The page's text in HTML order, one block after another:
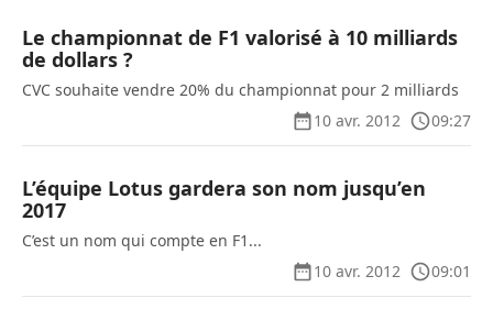
Le championnat de F1 valorisé à 10 milliards
de dollars ?
CVC souhaite vendre 20% du championnat pour 2 milliards
10 avr. 2012
09:27
L’équipe Lotus gardera son nom jusqu’en
2017
C’est un nom qui compte en F1...
10 avr. 2012
09:01